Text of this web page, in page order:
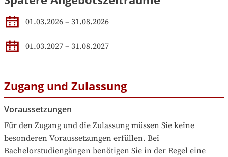
01.03.2026 – 31.08.2026
01.03.2027 – 31.08.2027
Zugang und Zulassung
Voraussetzungen
Für den Zugang und die Zulassung müssen Sie keine
besonderen Voraussetzungen erfüllen. Bei
Bachelorstudiengängen benötigen Sie in der Regel eine